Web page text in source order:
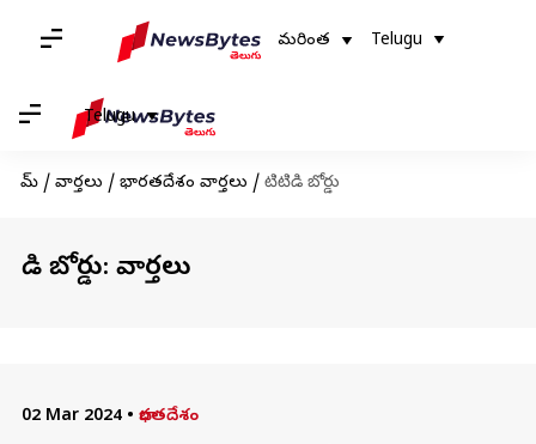
మరింత Telugu
Telugu
హోమ్ / వార్తలు / భారతదేశం వార్తలు / టిటిడి బోర్డు
టిటిడి బోర్డు: వార్తలు
02 Mar 2024 • భారతదేశం